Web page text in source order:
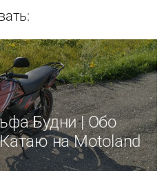
Будни | Обо
на Motoland